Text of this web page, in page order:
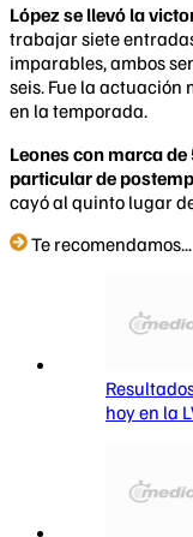
López se llevó la
trabajar siete
imparables, ambos
seis. Fue la
en la temporada.
Leones con marca
particular de
cayó al quinto lugar
Te recomendamos...
hoy en la